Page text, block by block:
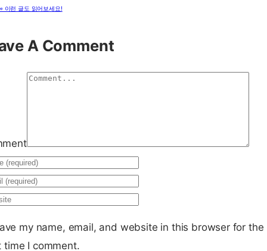
이런 글도 읽어보세요!
A Comment
my name, email, and website in this browser for the
time I comment.